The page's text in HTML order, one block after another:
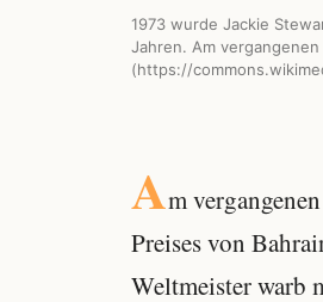
1973 wurde Jackie
Jahren. Am
(https://
Am
Preises von
Weltmeister warb